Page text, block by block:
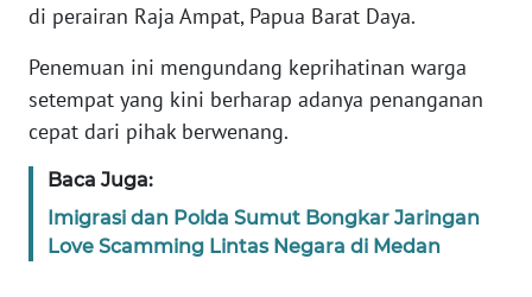
di perairan Raja Ampat, Papua Barat Daya.
Penemuan ini mengundang keprihatinan warga
setempat yang kini berharap adanya penanganan
cepat dari pihak berwenang.
Baca Juga:
Imigrasi dan Polda Sumut Bongkar Jaringan
Love Scamming Lintas Negara di Medan
WN
WN
BANTEN
WN
NTT